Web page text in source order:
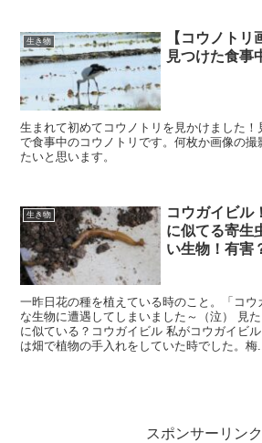
生き物
【コウノト
見つけた食事
生まれて初めてコウノトリを見かけました
で食事中のコウノトリです。何枚か画像の撮
たいと思います。
生き物
コウガイビル
に似てる寄生
い生物！有害
一昨日花の種を植えている時のこと。「コ
な生物に遭遇してしまいました～（泣） 見
に似ている？コウガイビル 私がコウガイビ
は畑で植物の手入れをしていた時でした。梅...
スポンサーリンク